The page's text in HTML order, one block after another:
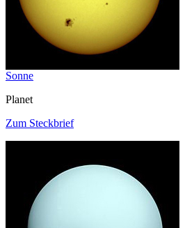
Sonne
Planet
Zum Steckbrief